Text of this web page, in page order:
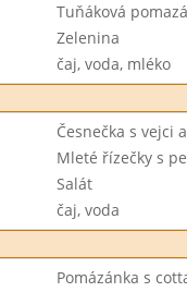
Tuňáková
Zelenina
čaj, voda, mléko
Česnečka s vejci
Mleté řízečky s
Salát
čaj, voda
Pomázánka s